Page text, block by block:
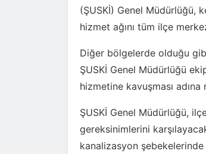
(ŞUSKİ) Genel Müdürlüğü,
hizmet ağını tüm ilçe
Diğer bölgelerde olduğu
ŞUSKİ Genel Müdürlüğü
hizmetine kavuşması
ŞUSKİ Genel Müdürlüğü,
gereksinimlerini
kanalizasyon